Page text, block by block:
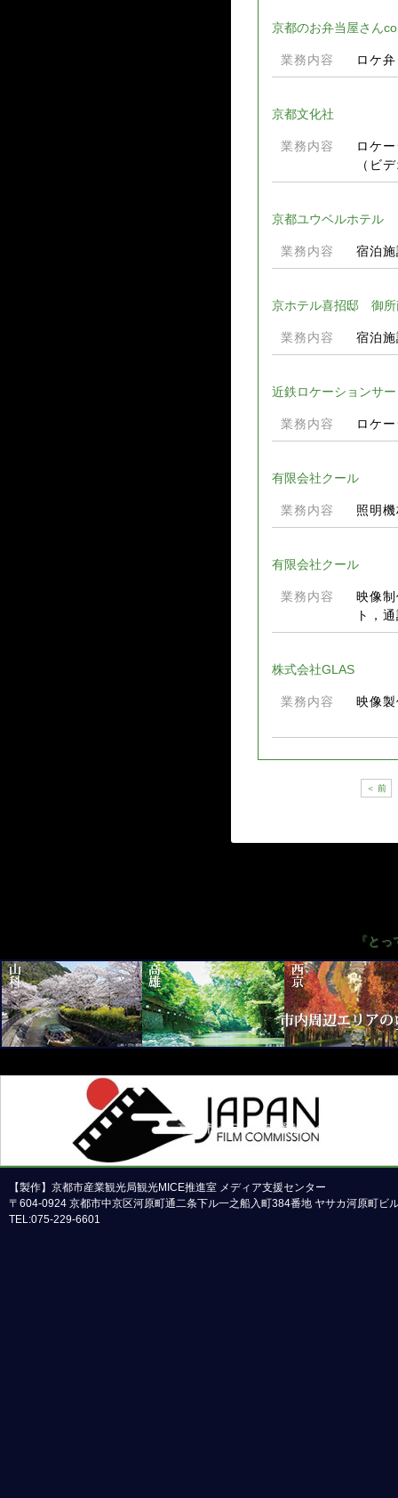
京都のお弁当屋さん
業務内容 ロケ弁
京都文化社
業務内容
ロケ
（ビ
京都ユウベルホテル
業務内容 宿泊
京ホテル喜招邸 御所
業務内容 宿泊
近鉄ロケーションサ
業務内容 ロケ
有限会社クール
業務内容 照明
有限会社クール
業務内容
映像
ト，
株式会社GLAS
業務内容 映像
＜ 前
『と
京都市メディア支援センターについて
【製作】京都市産業観光局観光MICE推進室 メディア支援センター
〒604-0924 京都市中京区河原町通二条下ル一之船入町384番地 ヤサカ河原町ビ
TEL:075-229-6601